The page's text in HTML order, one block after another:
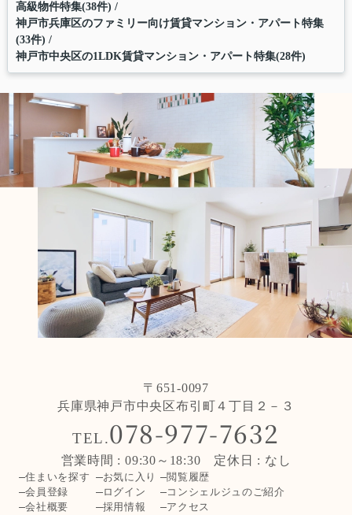
高級物件特集(38件)
神戸市兵庫区のファミリー向け賃貸マンション・アパート特集
(33件)
神戸市中央区の1LDK賃貸マンション・アパート特集(28件)
〒651-0097
兵庫県神戸市中央区布引町４丁目２－３
TEL.078-977-7632
営業時間 : 09:30～18:30 定休日 : なし
住まいを探す お気に入り
閲覧履歴
会員登録
ログイン
コンシェルジュのご紹介
会社概要
採用情報
アクセス